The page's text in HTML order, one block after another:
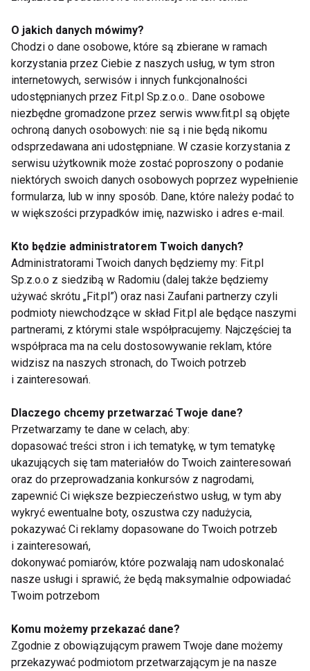
KONKURS
6 sposobów na zdrowe stawy
Korporacje stawiają na jogę dla
pracowników
Bóle stawów – jak im zaradzić?
Dlaczego aktywność fizyczna
wpływa pozytywnie na zdrowie?
Hyalutidin HC Aktiv - twój
O jakich danych mówimy?
Chodzi o dane osobowe, które są zbierane w ramach
korzystania przez Ciebie z naszych usług, w tym stron
internetowych, serwisów i innych funkcjonalności
udostępnianych przez Fit.pl Sp.z.o.o.. Dane osobowe
niezbędne gromadzone przez serwis www.fit.pl są objęte
ochroną danych osobowych: nie są i nie będą nikomu
odsprzedawana ani udostępniane. W czasie korzystania z
serwisu użytkownik może zostać poproszony o podanie
niektórych swoich danych osobowych poprzez wypełnienie
formularza, lub w inny sposób. Dane, które należy podać to
w większości przypadków imię, nazwisko i adres e-mail.
Kto będzie administratorem Twoich danych?
Administratorami Twoich danych będziemy my: Fit.pl
Sp.z.o.o z siedzibą w Radomiu (dalej także będziemy
używać skrótu „Fit.pl”) oraz nasi Zaufani partnerzy czyli
podmioty niewchodzące w skład Fit.pl ale będące naszymi
partnerami, z którymi stale współpracujemy. Najczęściej ta
współpraca ma na celu dostosowywanie reklam, które
widzisz na naszych stronach, do Twoich potrzeb
i zainteresowań.
Dlaczego chcemy przetwarzać Twoje dane?
Przetwarzamy te dane w celach, aby:
dopasować treści stron i ich tematykę, w tym tematykę
ukazujących się tam materiałów do Twoich zainteresowań
oraz do przeprowadzania konkursów z nagrodami,
zapewnić Ci większe bezpieczeństwo usług, w tym aby
wykryć ewentualne boty, oszustwa czy nadużycia,
pokazywać Ci reklamy dopasowane do Twoich potrzeb
i zainteresowań,
dokonywać pomiarów, które pozwalają nam udoskonalać
nasze usługi i sprawić, że będą maksymalnie odpowiadać
Twoim potrzebom
Komu możemy przekazać dane?
Zgodnie z obowiązującym prawem Twoje dane możemy
przekazywać podmiotom przetwarzającym je na nasze